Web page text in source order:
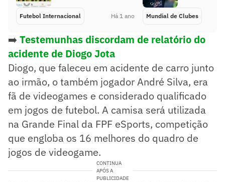
Futebol Internacional Há 1 ano Mundial de Clubes
➡️ Testemunhas discordam de relatório do
acidente de Diogo Jota
Diogo, que faleceu em acidente de carro junto
ao irmão, o também jogador André Silva, era
fã de videogames e considerado qualificado
em jogos de futebol. A camisa será utilizada
na Grande Final da FPF eSports, competição
que engloba os 16 melhores do quadro de
jogos de videogame.
CONTINUA
APÓS A
PUBLICIDADE